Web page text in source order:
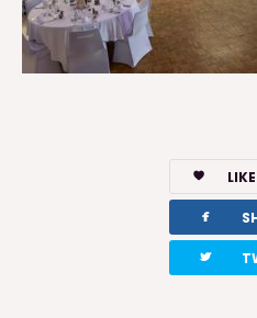
LIKE
facebook
twitterbird